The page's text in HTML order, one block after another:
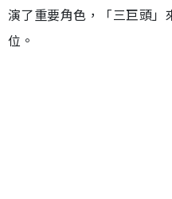
演了重要角色，「三巨頭
位。